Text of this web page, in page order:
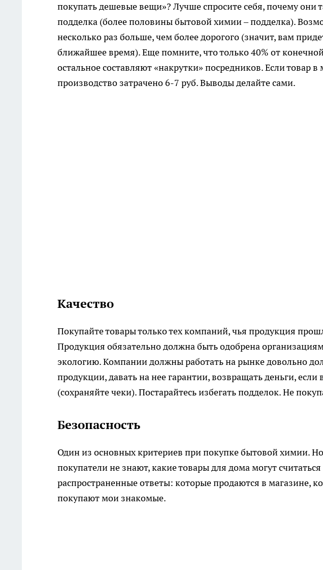
покупать дешевые вещи»? Лучше спросите себя, почему они
подделка (более половины бытовой химии – подделка).
несколько раз больше, чем более дорогого (значит, вам
ближайшее время). Еще помните, что только 40% от
остальное составляют «накрутки» посредников. Если товар в
производство затрачено 6-7 руб. Выводы делайте сами.
Качество
Покупайте товары только тех компаний, чья продукция
Продукция обязательно должна быть одобрена
экологию. Компании должны работать на рынке довольно
продукции, давать на нее гарантии, возвращать деньги, если
(сохраняйте чеки). Постарайтесь избегать подделок. Не
Безопасность
Один из основных критериев при покупке бытовой химии.
покупатели не знают, какие товары для дома могут
распространенные ответы: которые продаются в магазине,
покупают мои знакомые.